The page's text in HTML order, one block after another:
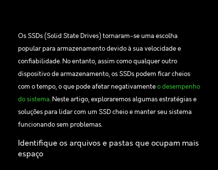
Os SSDs (Solid State Drives) tornaram-se uma escolha
popular para armazenamento devido à sua velocidade e
confiabilidade. No entanto, assim como qualquer outro
dispositivo de armazenamento, os SSDs podem ficar cheios
com o tempo, o que pode afetar negativamenteo desempenho
do sistema. Neste artigo, exploraremos algumas estratégias e
soluções para lidar com um SSD cheio e manter seu sistema
funcionando sem problemas.
Identifique os arquivos e pastas que ocupam mais
espaço